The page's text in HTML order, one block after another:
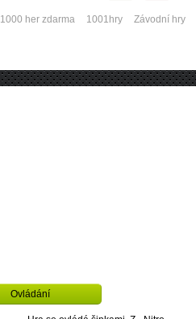
1000 her zdarma 1001hry Závodní hry
Ovládání